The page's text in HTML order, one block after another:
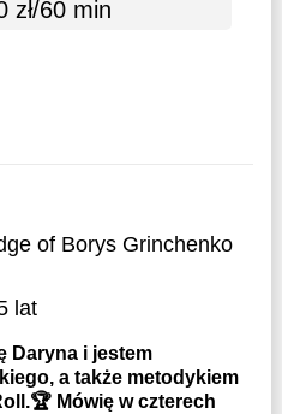
zł/60 min
of Borys Grinchenko
lat
Daryna i jestem
a także metodykiem
Mówię w czterech